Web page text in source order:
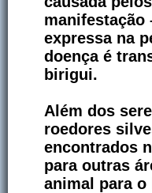
manifestação
expressa na
doença é
birigui.
Além dos
roedores
encontrados
para outras
animal para o